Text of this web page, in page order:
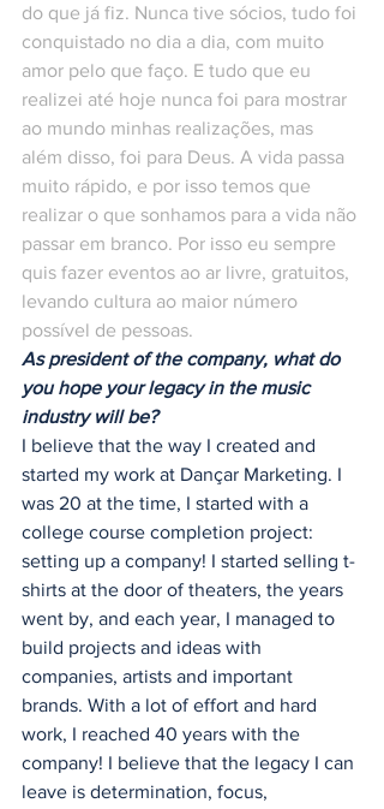
do que já fiz. Nunca tive sócios, tudo foi
conquistado no dia a dia, com muito
amor pelo que faço. E tudo que eu
realizei até hoje nunca foi para mostrar
ao mundo minhas realizações, mas
além disso, foi para Deus. A vida passa
muito rápido, e por isso temos que
realizar o que sonhamos para a vida não
passar em branco. Por isso eu sempre
quis fazer eventos ao ar livre, gratuitos,
levando cultura ao maior número
possível de pessoas.
As president of the company, what do
you hope your legacy in the music
industry will be?
I believe that the way I created and
started my work at Dançar Marketing. I
was 20 at the time, I started with a
college course completion project:
setting up a company! I started selling t-
shirts at the door of theaters, the years
went by, and each year, I managed to
build projects and ideas with
companies, artists and important
brands. With a lot of effort and hard
work, I reached 40 years with the
company! I believe that the legacy I can
leave is determination, focus,